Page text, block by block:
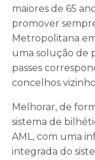
maiores de 65
promover
Metropolitana
uma solução de
passes
concelhos
Melhorar, de
sistema de
AML, com uma
integrada do